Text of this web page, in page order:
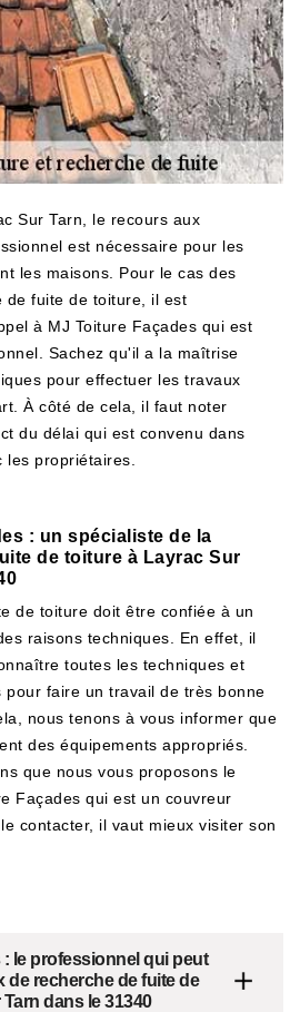
Sur Tarn, le recours aux
est nécessaire pour les
les maisons. Pour le cas des
de fuite de toiture, il est
à MJ Toiture Façades qui est
Sachez qu'il a la maîtrise
pour effectuer les travaux
À côté de cela, il faut noter
du délai qui est convenu dans
les propriétaires.
: un spécialiste de la
de toiture à Layrac Sur
de toiture doit être confiée à un
raisons techniques. En effet, il
toutes les techniques et
pour faire un travail de très bonne
nous tenons à vous informer que
des équipements appropriés.
que nous vous proposons le
Façades qui est un couvreur
contacter, il vaut mieux visiter son
: le professionnel qui peut
de recherche de fuite de
dans le 31340